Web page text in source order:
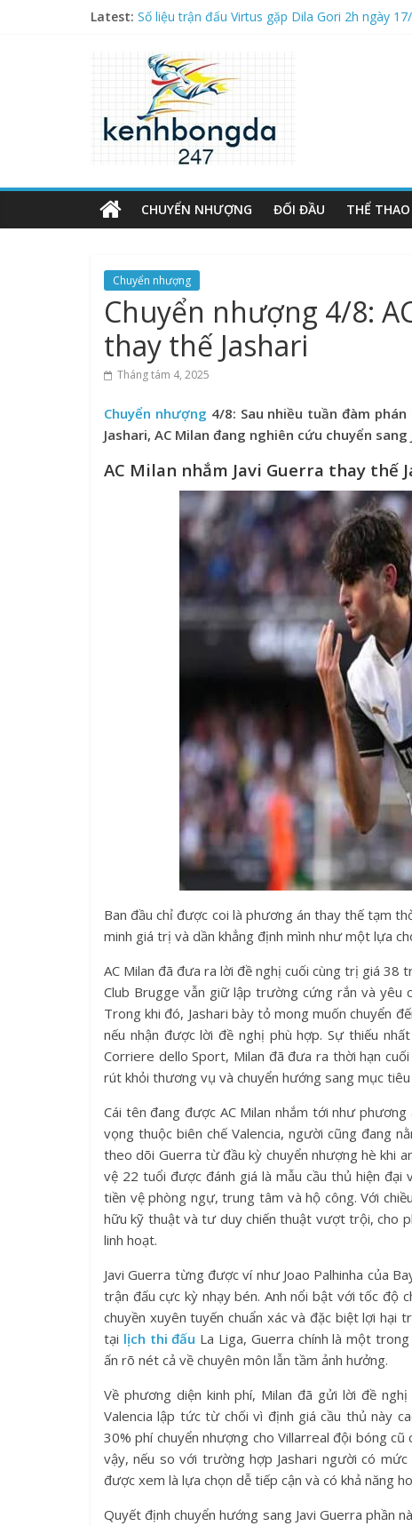
Latest: Số liệu trận đấu Virtus gặp Dila Gori 2h ngày
Số liệu trận đấu Navbahor gặp FK AGMK 22h
The Founding of YouTube A Short History
Các cầu thủ Mexico nổi tiếng huyền thoại ghi
CHUYỂN NHƯỢNG ĐỐI ĐẦU THỂ THAO
Chuyển nhượng
Chuyển nhượng 4/8:
thay thế Jashari
Tháng tám 4, 2025
Chuyển nhượng 4/8: Sau nhiều tuần đàm
Jashari, AC Milan đang nghiên cứu chuyển sang
AC Milan nhắm Javi Guerra thay thế
Ban đầu chỉ được coi là phương án thay thế tạm
minh giá trị và dần khẳng định mình như một lựa
AC Milan đã đưa ra lời đề nghị cuối cùng trị giá 38
Club Brugge vẫn giữ lập trường cứng rắn và yêu
Trong khi đó, Jashari bày tỏ mong muốn chuyển
nếu nhận được lời đề nghị phù hợp. Sự thiếu
Corriere dello Sport, Milan đã đưa ra thời hạn
rút khỏi thương vụ và chuyển hướng sang mục tiêu
Cái tên đang được AC Milan nhắm tới như
vọng thuộc biên chế Valencia, người cũng đang
theo dõi Guerra từ đầu kỳ chuyển nhượng hè khi
vệ 22 tuổi được đánh giá là mẫu cầu thủ hiện
tiền vệ phòng ngự, trung tâm và hộ công. Với
hữu kỹ thuật và tư duy chiến thuật vượt trội, cho
linh hoạt.
Javi Guerra từng được ví như Joao Palhinha của
trận đấu cực kỳ nhạy bén. Anh nổi bật với tốc độ
chuyền xuyên tuyến chuẩn xác và đặc biệt lợi hại
tại lịch thi đấu La Liga, Guerra chính là một
ấn rõ nét cả về chuyên môn lẫn tầm ảnh hưởng.
Về phương diện kinh phí, Milan đã gửi lời đề
Valencia lập tức từ chối vì định giá cầu thủ này
30% phí chuyển nhượng cho Villarreal đội bóng
vậy, nếu so với trường hợp Jashari người có
được xem là lựa chọn dễ tiếp cận và có khả năng
Quyết định chuyển hướng sang Javi Guerra phần